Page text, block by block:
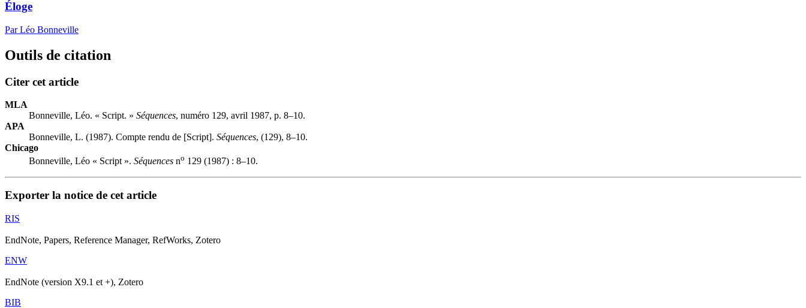
Éloge
Par Léo Bonneville
Outils de citation
Citer cet article
MLA
Bonneville, Léo. « Script. » Séquences, numéro 129, avril 1987, p. 8–10.
APA
Bonneville, L. (1987). Compte rendu de [Script]. Séquences, (129), 8–10.
Chicago
Bonneville, Léo « Script ». Séquences no 129 (1987) : 8–10.
Exporter la notice de cet article
RIS
EndNote, Papers, Reference Manager, RefWorks, Zotero
ENW
EndNote (version X9.1 et +), Zotero
BIB